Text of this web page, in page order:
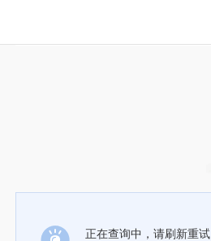
正在查询中，请刷新重试